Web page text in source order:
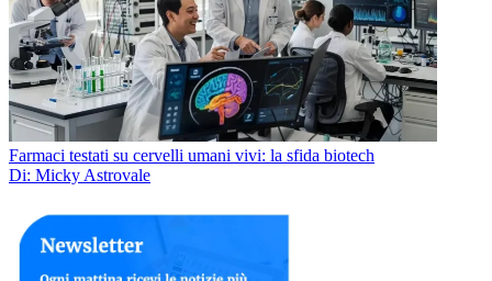
Farmaci testati su cervelli umani vivi: la sfida biotech
Di: Micky Astrovale